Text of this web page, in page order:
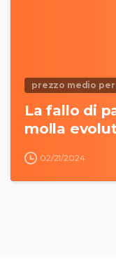
prezzo medio
La fallo di
molla
02/21/2024